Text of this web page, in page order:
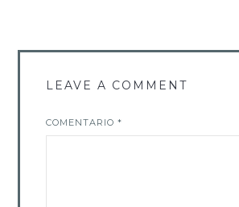
LEAVE A COMMENT
COMENTARIO*